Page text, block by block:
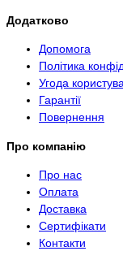
Додатково
Допомога
Політика
Угода
Гарантії
Повернення
Про компанію
Про нас
Оплата
Доставка
Сертифікати
Контакти